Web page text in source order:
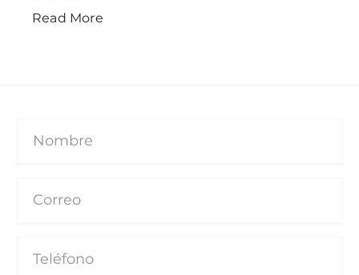
Read More